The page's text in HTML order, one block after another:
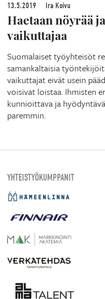
13.5.2019 Ira Koivu
Haetaan nöyrää
vaikuttajaa
Suomalaiset työyhteisöt
samankaltaisia
vaikuttajat eivät usein
voisivat loistaa. Ihmisten
kunnioittava ja
paremmin.
YHTEISTYÖKUMPPANIT